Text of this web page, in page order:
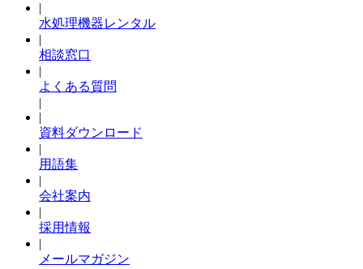
|
水処理機器レンタル
|
相談窓口
|
よくある質問
|
|
資料ダウンロード
|
用語集
|
会社案内
|
採用情報
|
メールマガジン